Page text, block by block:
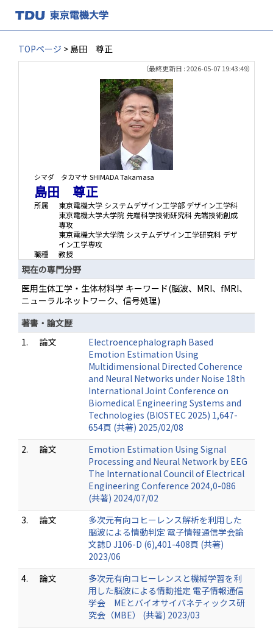
TOPページ > 島田 尊正
（最終更新日 : 2026-05-07 19:43:49）
シマダ タカマサSHIMADA Takamasa
島田 尊正
所属
東京電機大学 システムデザイン工学部 デザイン工学科
東京電機大学大学院 先端科学技術研究科 先端技術創成
専攻
東京電機大学大学院 システムデザイン工学研究科 デザ
イン工学専攻
職種
教授
現在の専門分野
医用生体工学・生体材料学 キーワード(脳波、MRI、fMRI、
ニューラルネットワーク、信号処理)
著書・論文歴
1.
論文
Electroencephalograph Based
Emotion Estimation Using
Multidimensional Directed Coherence
and Neural Networks under Noise 18th
International Joint Conference on
Biomedical Engineering Systems and
Technologies (BIOSTEC 2025) 1,647-
654頁 (共著) 2025/02/08
2.
論文
Emotion Estimation Using Signal
Processing and Neural Network by EEG
The International Council of Electrical
Engineering Conference 2024,0-086
(共著) 2024/07/02
3.
論文
多次元有向コヒーレンス解析を利用した
脳波による情動判定 電子情報通信学会論
文誌D J106-D (6),401-408頁 (共著)
2023/06
4.
論文
多次元有向コヒーレンスと機械学習を利
用した脳波による情動推定 電子情報通信
学会 MEとバイオサイバネティックス研
究会（MBE） (共著) 2023/03